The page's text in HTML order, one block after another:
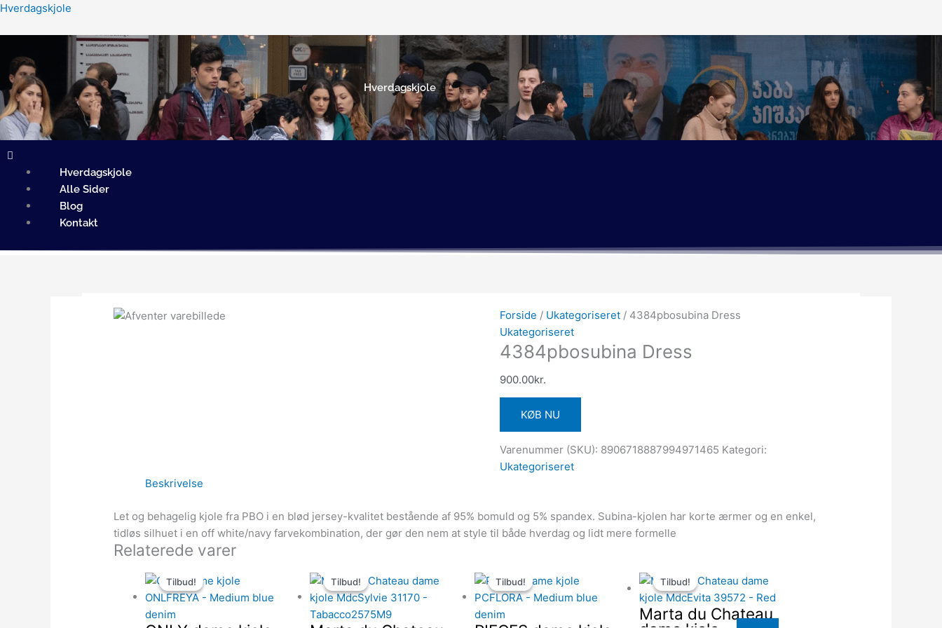
Gå
Hverdagskjole
Hverdagskjole
Menu
Hverdagskjole
Alle Sider
Blog
Kontakt
Forside / Ukategoriseret/ 4384pbosubina Dress
Ukategoriseret
4384pbosubina Dress
900.00kr.
KØB NU
Varenummer (SKU): 8906718887994971465 Kategori:
Ukategoriseret
Beskrivelse
Let og behagelig kjole fra PBO i en blød jersey-kvalitet bestående af 95% bomuld og 5% spandex. Subina-kjolen har korte ærmer og en enkel,
tidløs silhuet i en off white/navy farvekombination, der gør den nem at style til både hverdag og lidt mere formelle
Relaterede varer
Tilbud!
Tilbud!oprindelige
pris
aktuelle
pris
Tilbud!
Tilbud!oprindelige
pris
var:
aktuelle
pris
Tilbud!
Tilbud!oprindelige
pris
aktuelle
pris
Tilbud!
Tilbud!
Marta du Chateau
oprindelige
pris
var:
aktuelle
pris
er: